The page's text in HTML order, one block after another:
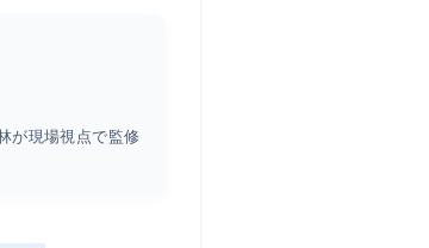
が現場視点で監修